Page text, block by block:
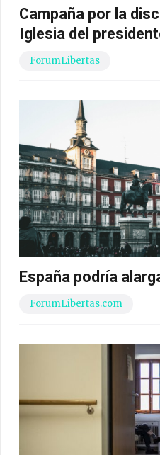
Campaña por la
Iglesia del
ForumLibertas
España podría
ForumLibertas.com